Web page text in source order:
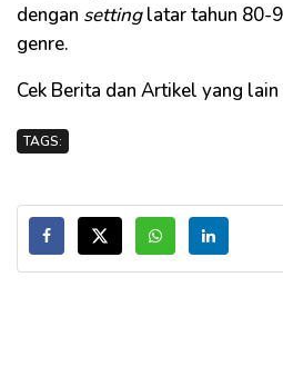
dengan settinglatar tahun 80-
genre.
Cek Berita dan Artikel yang lain
TAGS: